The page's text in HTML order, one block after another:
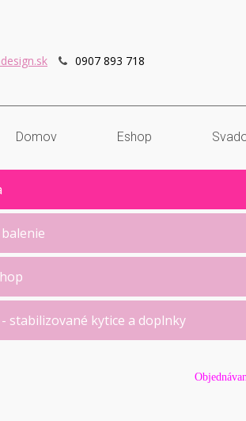
0907 893 718
stabilizované kytice a doplnky
Domov Eshop